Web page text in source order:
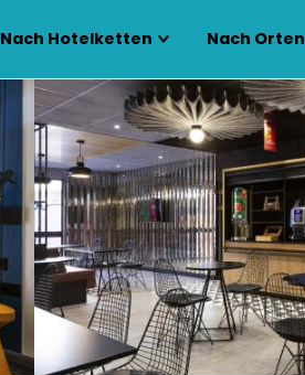
Nach Hotelketten Nach Orten